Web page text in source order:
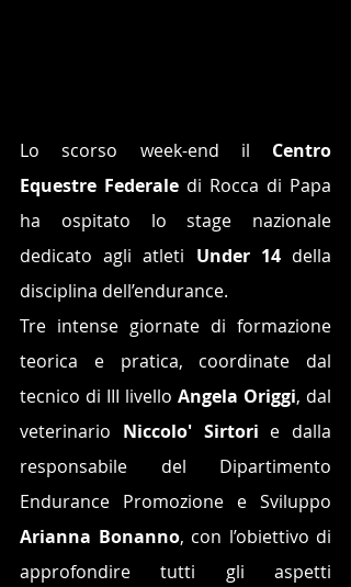
Lo scorso week-end il Centro
Equestre Federale di Rocca di Papa
ha ospitato lo stage nazionale
dedicato agli atleti Under 14 della
disciplina dell’endurance.
Tre intense giornate di formazione
teorica e pratica, coordinate dal
tecnico di III livello Angela Origgi, dal
veterinario Niccolo' Sirtori e dalla
responsabile del Dipartimento
Arianna Bonanno, con l’obiettivo di
approfondire tutti gli aspetti